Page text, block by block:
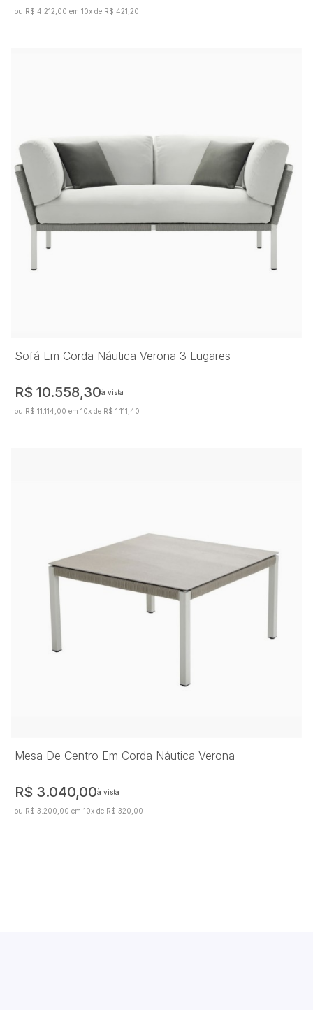
ou R$ 4.212,00 em 10x de R$ 421,20
Sofá Em Corda Náutica Verona 3 Lugares
R$ 10.558,30à vista
ou R$ 11.114,00 em 10x de R$ 1.111,40
Mesa De Centro Em Corda Náutica Verona
R$ 3.040,00à vista
ou R$ 3.200,00 em 10x de R$ 320,00